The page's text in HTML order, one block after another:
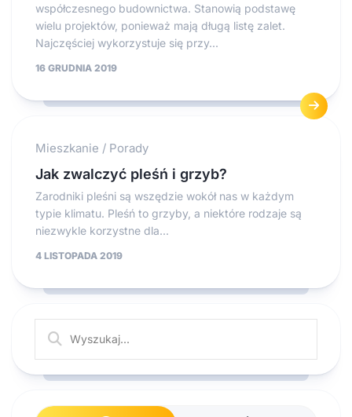
współczesnego budownictwa. Stanowią podstawę
wielu projektów, ponieważ mają długą listę zalet.
Najczęściej wykorzystuje się przy...
16 GRUDNIA 2019
Mieszkanie / Porady
Jak zwalczyć pleśń i grzyb?
Zarodniki pleśni są wszędzie wokół nas w każdym
typie klimatu. Pleśń to grzyby, a niektóre rodzaje są
niezwykle korzystne dla...
4 LISTOPADA 2019